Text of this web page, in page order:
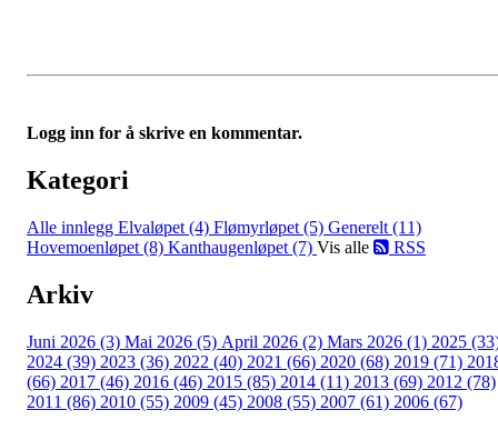
Logg inn for å skrive en kommentar.
Kategori
Alle innlegg Elvaløpet (4) Flømyrløpet (5) Generelt (11)
Hovemoenløpet (8) Kanthaugenløpet (7) Vis alle RSS
Arkiv
Juni 2026 (3) Mai 2026 (5) April 2026 (2) Mars 2026 (1) 2025
2024 (39) 2023 (36) 2022 (40) 2021 (66) 2020 (68) 2019 (71)
(66) 2017 (46) 2016 (46) 2015 (85) 2014 (11) 2013 (69) 2012 (78)
2011 (86) 2010 (55) 2009 (45) 2008 (55) 2007 (61) 2006 (67)